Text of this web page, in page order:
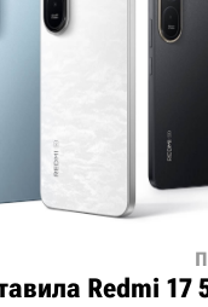
Redmi 17